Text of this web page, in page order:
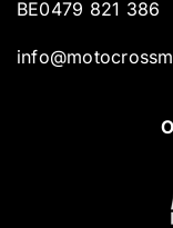
BE0479 821 386